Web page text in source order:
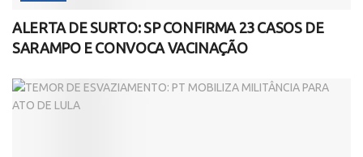
ALERTA DE SURTO: SP CONFIRMA 23 CASOS DE
SARAMPO E CONVOCA VACINAÇÃO